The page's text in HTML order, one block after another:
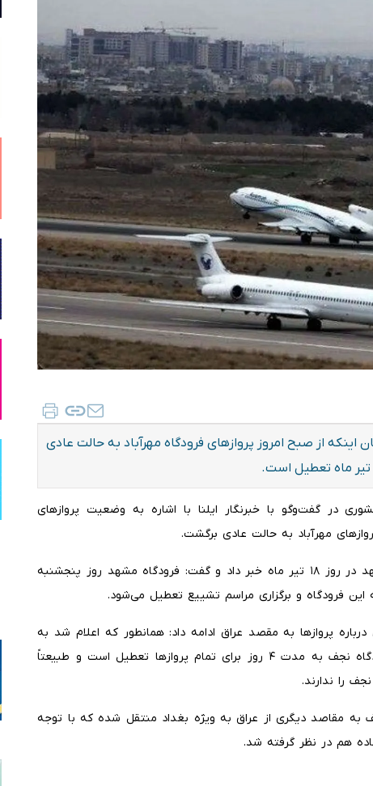
از صبح امروز پروازهای فرودگاه مهرآباد به حالت عادی
در گفت‌وگو با خبرنگار ایلنا با اشاره به وضعیت پروازهای
مهرآباد به حالت عادی برگشت.
وی از تعطیلی فرودگاه شهید هاشمی‌نژاد مشهد در روز ١٨ تیر ماه خبر داد و گفت: فرودگاه مشهد روز پنجشنبه
پروازها به مقصد عراق ادامه داد: همانطور که اعلام شد به
دلیل برگزاری مراسم تشییع رهبر شهید، فرودگاه نجف به مدت ۴ روز برای تمام پروازها تعطیل است و طبیعتاً
را ندارند.
به مقاصد دیگری از عراق به ویژه بغداد منتقل شده که با توجه
هم در نظر گرفته شد.